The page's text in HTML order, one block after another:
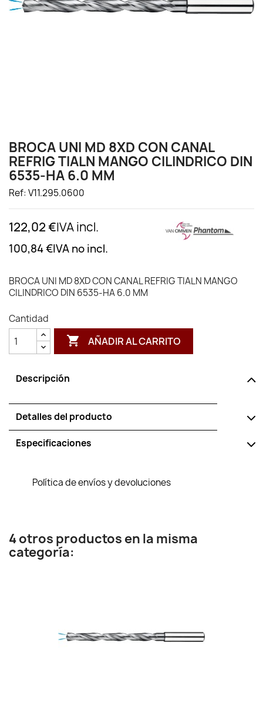
BROCA UNI MD 8XD CON CANAL
REFRIG TIALN MANGO CILINDRICO DIN
6535-HA 6.0 MM
Ref: V11.295.0600
122,02 €IVA incl.
100,84 €IVA no incl.
BROCA UNI MD 8XD CON CANAL REFRIG TIALN MANGO
CILINDRICO DIN 6535-HA 6.0 MM
Cantidad
 AÑADIR AL CARRITO
Descripción
Detalles del producto
Especificaciones
Política de envíos y devoluciones
4 otros productos en la misma
categoría: